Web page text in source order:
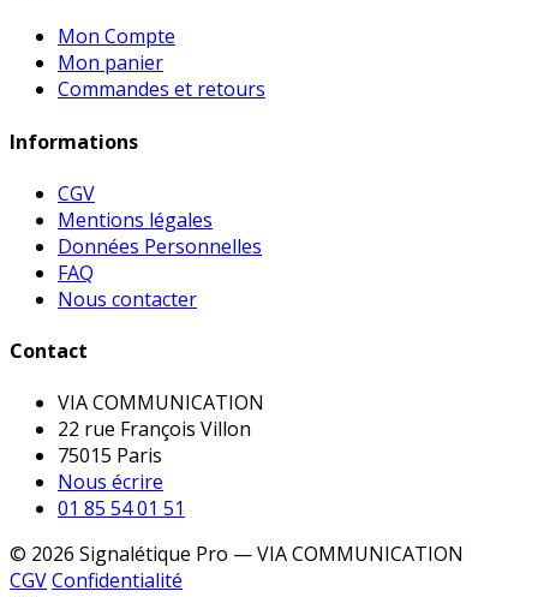
Mon Compte
Mon panier
Commandes et retours
Informations
CGV
Mentions légales
Données Personnelles
FAQ
Nous contacter
Contact
VIA COMMUNICATION
22 rue François Villon
75015 Paris
Nous écrire
01 85 54 01 51
© 2026 Signalétique Pro — VIA COMMUNICATION
CGVConfidentialité